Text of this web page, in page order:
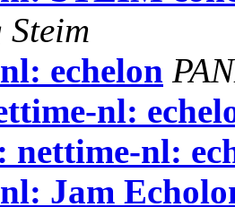
echelon
nl:
nettime-nl:
Jam